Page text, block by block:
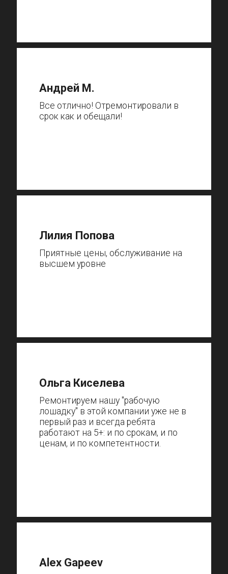
Андрей М.
Все отлично! Отремонтировали в
срок как и обещали!
Лилия Попова
Приятные цены, обслуживание на
высшем уровне
Ольга Киселева
Ремонтируем нашу "рабочую
лошадку" в этой компании уже не в
первый раз и всегда ребята
работают на 5+: и по срокам, и по
ценам, и по компетентности.
Alex Gapeev